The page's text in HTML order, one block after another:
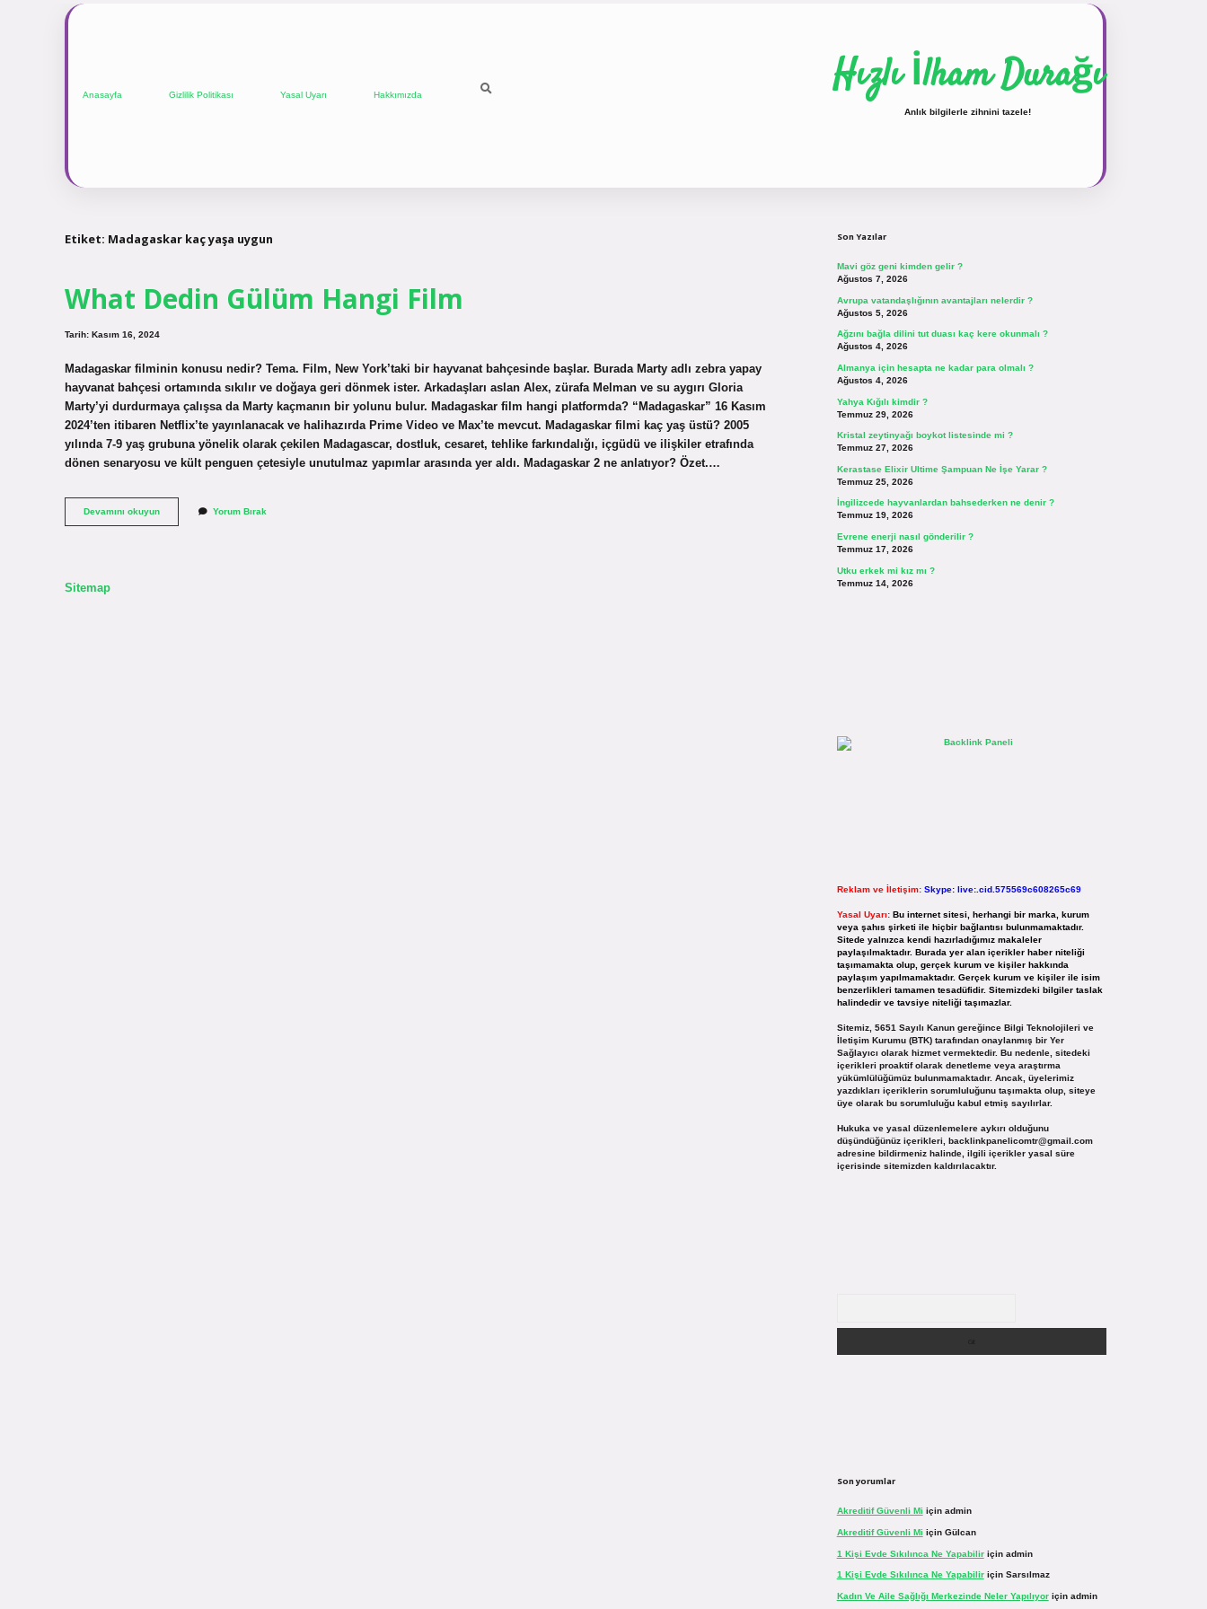
Anasayfa Gizlilik Politikası Yasal Uyarı Hakkımızda Hızlı İlham Durağı
Anlık bilgilerle zihnini tazele!
Etiket: Madagaskar kaç yaşa uygun
What Dedin Gülüm Hangi Film
Tarih: Kasım 16, 2024
Madagaskar filminin konusu nedir? Tema. Film, New York’taki bir hayvanat bahçesinde başlar. Burada Marty adlı zebra yapay
hayvanat bahçesi ortamında sıkılır ve doğaya geri dönmek ister. Arkadaşları aslan Alex, zürafa Melman ve su aygırı Gloria
Marty’yi durdurmaya çalışsa da Marty kaçmanın bir yolunu bulur. Madagaskar film hangi platformda? “Madagaskar” 16 Kasım
2024’ten itibaren Netflix’te yayınlanacak ve halihazırda Prime Video ve Max’te mevcut. Madagaskar filmi kaç yaş üstü? 2005
yılında 7-9 yaş grubuna yönelik olarak çekilen Madagascar, dostluk, cesaret, tehlike farkındalığı, içgüdü ve ilişkiler etrafında
dönen senaryosu ve kült penguen çetesiyle unutulmaz yapımlar arasında yer aldı. Madagaskar 2 ne anlatıyor? Özet.…
Devamını okuyunWhat
Dedin
Yorum Bırak
Sitemap
Son Yazılar
Mavi göz geni kimden gelir ?
Ağustos 7, 2026
Avrupa vatandaşlığının avantajları nelerdir ?
Ağustos 5, 2026
Ağzını bağla dilini tut duası kaç kere okunmalı ?
Ağustos 4, 2026
Almanya için hesapta ne kadar para olmalı ?
Ağustos 4, 2026
Yahya Kığılı kimdir ?
Temmuz 29, 2026
Kristal zeytinyağı boykot listesinde mi ?
Temmuz 27, 2026
Kerastase Elixir Ultime Şampuan Ne İşe Yarar ?
Temmuz 25, 2026
İngilizcede hayvanlardan bahsederken ne denir ?
Temmuz 19, 2026
Evrene enerji nasıl gönderilir ?
Temmuz 17, 2026
Utku erkek mi kız mı ?
Temmuz 14, 2026
Reklam ve İletişim: Skype: live:.cid.575569c608265c69
Yasal Uyarı: Bu internet sitesi, herhangi bir marka, kurum
veya şahıs şirketi ile hiçbir bağlantısı bulunmamaktadır.
Sitede yalnızca kendi hazırladığımız makaleler
paylaşılmaktadır. Burada yer alan içerikler haber niteliği
taşımamakta olup, gerçek kurum ve kişiler hakkında
paylaşım yapılmamaktadır. Gerçek kurum ve kişiler ile isim
benzerlikleri tamamen tesadüfidir. Sitemizdeki bilgiler taslak
halindedir ve tavsiye niteliği taşımazlar.
Sitemiz, 5651 Sayılı Kanun gereğince Bilgi Teknolojileri ve
İletişim Kurumu (BTK) tarafından onaylanmış bir Yer
Sağlayıcı olarak hizmet vermektedir. Bu nedenle, sitedeki
içerikleri proaktif olarak denetleme veya araştırma
yükümlülüğümüz bulunmamaktadır. Ancak, üyelerimiz
yazdıkları içeriklerin sorumluluğunu taşımakta olup, siteye
üye olarak bu sorumluluğu kabul etmiş sayılırlar.
Hukuka ve yasal düzenlemelere aykırı olduğunu
düşündüğünüz içerikleri, backlinkpanelicomtr@gmail.com
adresine bildirmeniz halinde, ilgili içerikler yasal süre
içerisinde sitemizden kaldırılacaktır.
Son yorumlar
Akreditif Güvenli Mi için admin
Akreditif Güvenli Mi için Gülcan
1 Kişi Evde Sıkılınca Ne Yapabiliriçin admin
1 Kişi Evde Sıkılınca Ne Yapabiliriçin Sarsılmaz
Kadın Ve Aile Sağlığı Merkezinde Neler Yapılıyoriçin admin